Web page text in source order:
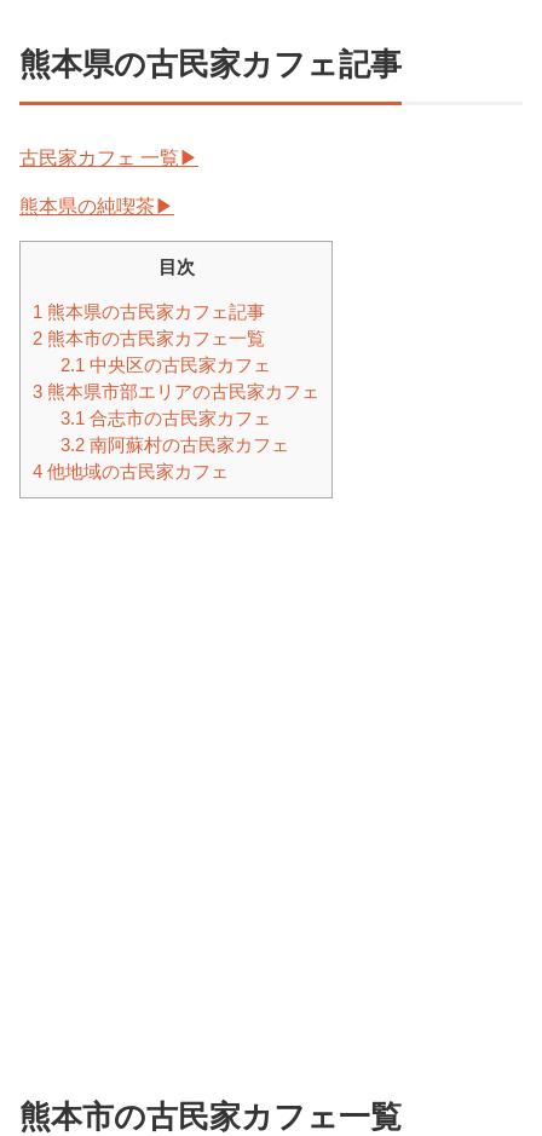
熊本県の古民家カフェ記事
古民家カフェ 一覧▶︎
熊本県の純喫茶▶︎
目次
1 熊本県の古民家カフェ記事
2 熊本市の古民家カフェ一覧
2.1 中央区の古民家カフェ
3 熊本県市部エリアの古民家カフェ
3.1 合志市の古民家カフェ
3.2南阿蘇村の古民家カフェ
4 他地域の古民家カフェ
熊本市の古民家カフェ一覧